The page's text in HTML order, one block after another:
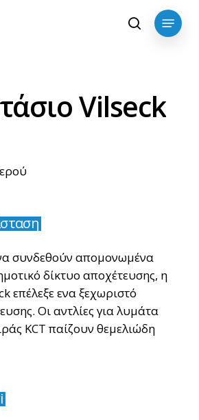
search
Menu
Vilseck
συνδεθούν απομονωμένα
δίκτυο αποχέτευσης, η
επέλεξε ενα ξεχωριστό
Οι αντλίες για λυμάτα
KCT παίζουν θεμελιώδη